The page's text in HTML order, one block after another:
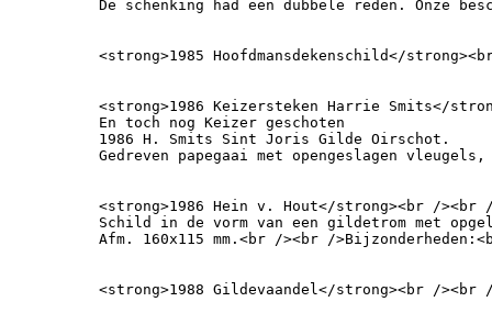
De schenking had een dubbele reden. Onze
<strong>1985 Hoofdmansdekenschild</
<strong>1986 Keizersteken Harrie Smits</
En toch nog Keizer geschoten
1986 H. Smits Sint Joris Gilde Oirschot.
Gedreven papegaai met opengeslagen
<strong>1986 Hein v. Hout</strong><br /
Schild in de vorm van een gildetrom met
Afm. 160x115 mm.<br /><br /
<strong>1988 Gildevaandel</strong><br /